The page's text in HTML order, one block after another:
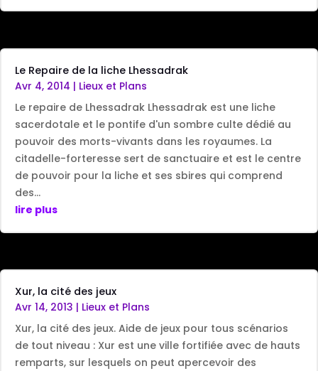
Le Repaire de la liche Lhessadrak
Avr 4, 2014 | Lieux et Plans
Le repaire de Lhessadrak Lhessadrak est une liche
sacerdotale et le pontife d'un sombre culte dédié au
pouvoir des morts-vivants dans les royaumes. La
citadelle-forteresse sert de sanctuaire et est le centre
de pouvoir pour la liche et ses sbires qui comprend
des...
lire plus
Xur, la cité des jeux
Avr 14, 2013 | Lieux et Plans
Xur, la cité des jeux. Aide de jeux pour tous scénarios
de tout niveau : Xur est une ville fortifiée avec de hauts
remparts, sur lesquels on peut apercevoir des